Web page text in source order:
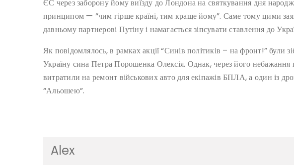
ЄС через заборону йому виїзду до Лондона на святкування дня
принципом — “чим гірше країні, тим краще йому”. Саме тому цими
давньому партнерові Путіну і намагається зіпсувати ставлення до
Як повідомлялось, в рамках акції “Синів політиків – на фронт!” були
Україну сина Петра Порошенка Олексія. Однак, через його
витратили на ремонт військових авто для екіпажів БПЛА, а один із
“Альошею”.
Alex